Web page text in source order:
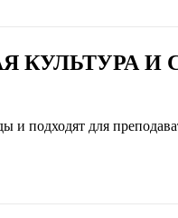
И
и подходят для